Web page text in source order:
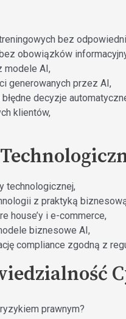
bez
obowiązków
modele AI,
generowanych przez AI,
decyzje
klientów,
technologicznej,
z praktyką
house’y i e-commerce,
biznesowe AI,
compliance zgodną z
prawnym?